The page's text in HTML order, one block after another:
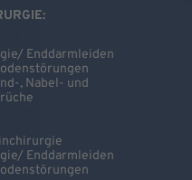
Enddarmleiden
, Nabel- und
Enddarmleiden